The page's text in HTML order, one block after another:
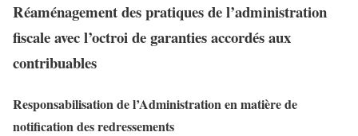
Réaménagement des pratiques de l’administration
fiscale avec l’octroi de garanties accordés aux
contribuables
Responsabilisation de l’Administration en matière de
notification des redressements